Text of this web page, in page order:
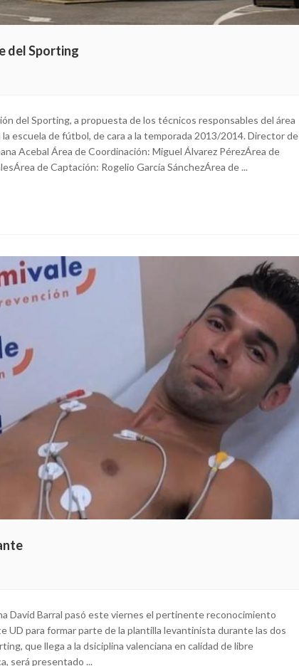
del Sporting
del Sporting, a propuesta de los técnicos responsables del área
escuela de fútbol, de cara a la temporada 2013/2014. Director de
Acebal Área de Coordinación: Miguel Álvarez PérezÁrea de
de Captación: Rogelio García SánchezÁrea de ...
David Barral pasó este viernes el pertinente reconocimiento
UD para formar parte de la plantilla levantinista durante las dos
que llega a la dsiciplina valenciana en calidad de libre
será presentado ...